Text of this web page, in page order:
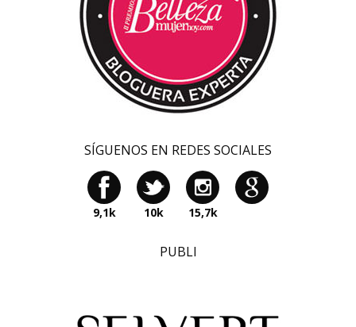
SÍGUENOS EN REDES SOCIALES
9,1k 10k 15,7k
PUBLI